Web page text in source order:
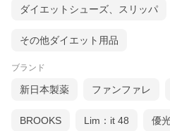
ダイエットシューズ、スリッパ
その他ダイエット用品
ブランド
新日本製薬 ファンファレ
BROOKS Lim：it 48 優